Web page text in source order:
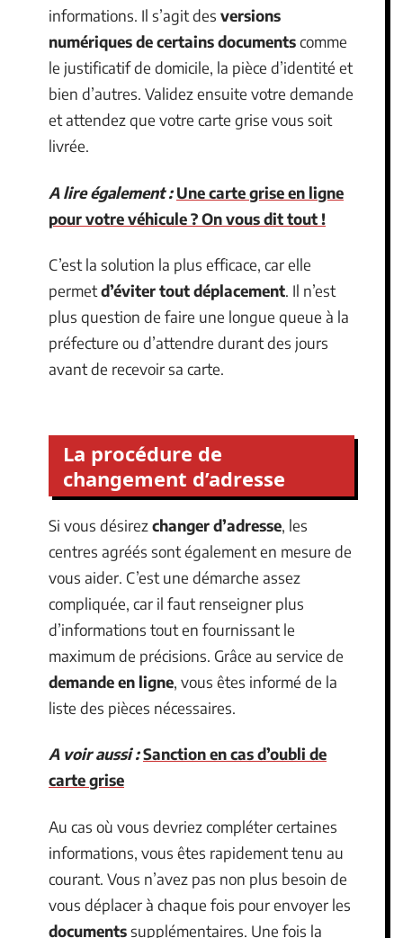
informations. Il s’agit des versions
numériques de certains documentscomme
le justificatif de domicile, la pièce d’identité et
bien d’autres. Validez ensuite votre demande
et attendez que votre carte grise vous soit
livrée.
A lire également : Une carte grise en ligne
pour votre véhicule ? On vous dit tout !
C’est la solution la plus efficace, car elle
permetd’éviter tout déplacement. Il n’est
plus question de faire une longue queue à la
préfecture ou d’attendre durant des jours
avant de recevoir sa carte.
La procédure de
changement d’adresse
Si vous désirezchanger d’adresse, les
centres agréés sont également en mesure de
vous aider. C’est une démarche assez
compliquée, car il faut renseigner plus
d’informations tout en fournissant le
maximum de précisions. Grâce au service de
demande en ligne, vous êtes informé de la
liste des pièces nécessaires.
A voir aussi :Sanction en cas d’oubli de
carte grise
Au cas où vous devriez compléter certaines
informations, vous êtes rapidement tenu au
courant. Vous n’avez pas non plus besoin de
vous déplacer à chaque fois pour envoyer les
documentssupplémentaires. Une fois la